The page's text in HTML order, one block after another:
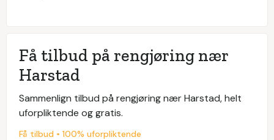
Få tilbud på rengjøring nær
Harstad
Sammenlign tilbud på rengjøring nær Harstad, helt
uforpliktende og gratis.
Få tilbud • 100% uforpliktende